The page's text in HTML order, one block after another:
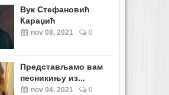
Вук Стефановић
Караџић
nov 08, 2021 0
Представљамо вам
песникињу из...
nov 04, 2021 0